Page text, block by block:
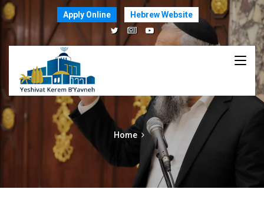
Apply Online Hebrew Website
Home